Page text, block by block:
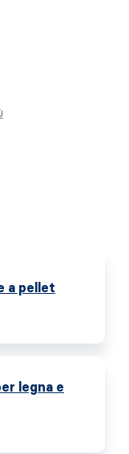
a pellet
legna e